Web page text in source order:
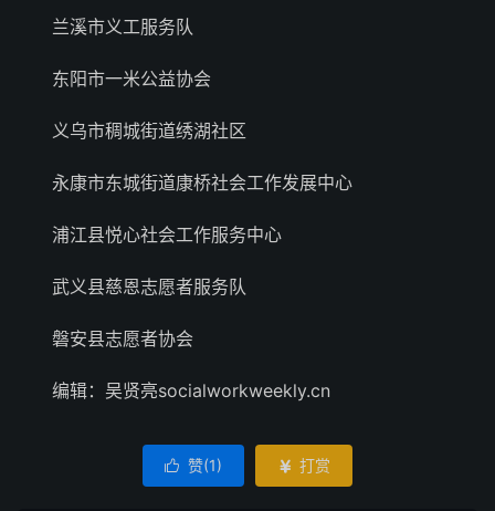
兰溪市义工服务队
东阳市一米公益协会
义乌市稠城街道绣湖社区
永康市东城街道康桥社会工作发展中心
浦江县悦心社会工作服务中心
武义县慈恩志愿者服务队
磐安县志愿者协会
编辑：吴贤亮socialworkweekly.cn
 赞(1)  打赏